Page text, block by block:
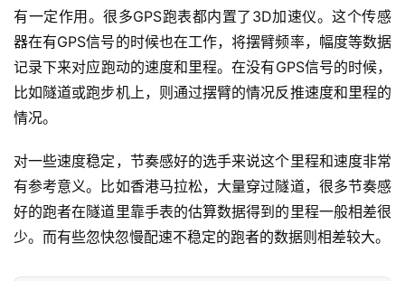
有一定作用。很多GPS跑表都内置了3D加速仪。这个传感
器在有GPS信号的时候也在工作，将摆臂频率，幅度等数据
记录下来对应跑动的速度和里程。在没有GPS信号的时候，
比如隧道或跑步机上，则通过摆臂的情况反推速度和里程的
情况。
对一些速度稳定，节奏感好的选手来说这个里程和速度非常
有参考意义。比如香港马拉松，大量穿过隧道，很多节奏感
好的跑者在隧道里靠手表的估算数据得到的里程一般相差很
少。而有些忽快忽慢配速不稳定的跑者的数据则相差较大。